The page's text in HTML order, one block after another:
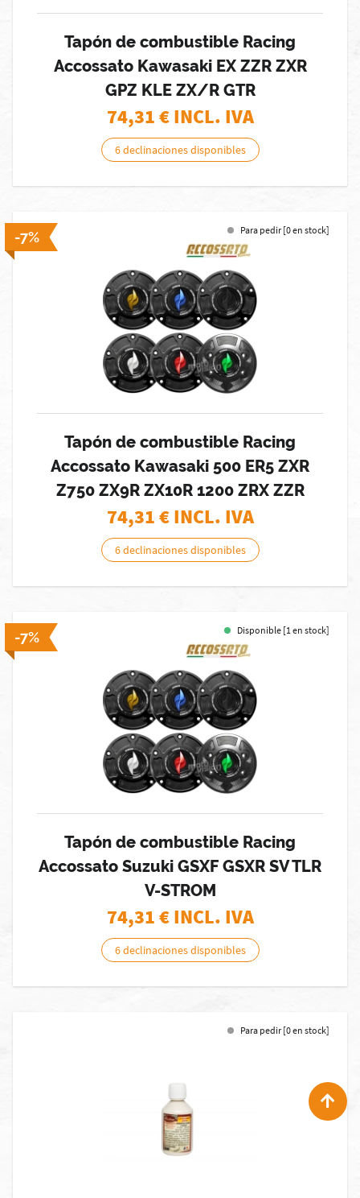
Tapón de combustible Racing
Accossato Kawasaki EX ZZR ZXR
GPZ KLE ZX/R GTR
74,31€ INCL. IVA
6 declinaciones disponibles
-7% Para pedir [0 en stock]
Tapón de combustible Racing
Accossato Kawasaki 500 ER5 ZXR
Z750 ZX9R ZX10R 1200 ZRX ZZR
74,31€ INCL. IVA
6 declinaciones disponibles
-7% Disponible [1 en stock]
Tapón de combustible Racing
Accossato Suzuki GSXF GSXR SV TLR
V-STROM
74,31€ INCL. IVA
6 declinaciones disponibles
Para pedir [0 en stock]